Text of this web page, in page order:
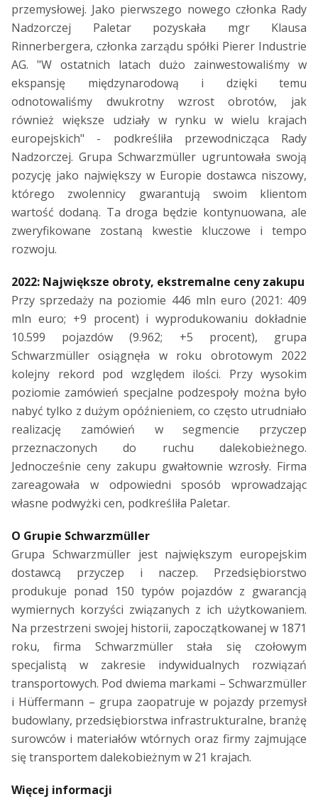
przemysłowej. Jako pierwszego nowego członka Rady
Nadzorczej Paletar pozyskała mgr Klausa
Rinnerbergera, członka zarządu spółki Pierer Industrie
AG. "W ostatnich latach dużo zainwestowaliśmy w
ekspansję międzynarodową i dzięki temu
odnotowaliśmy dwukrotny wzrost obrotów, jak
również większe udziały w rynku w wielu krajach
europejskich" - podkreśliła przewodnicząca Rady
Nadzorczej. Grupa Schwarzmüller ugruntowała swoją
pozycję jako największy w Europie dostawca niszowy,
którego zwolennicy gwarantują swoim klientom
wartość dodaną. Ta droga będzie kontynuowana, ale
zweryfikowane zostaną kwestie kluczowe i tempo
rozwoju.
2022: Największe obroty, ekstremalne ceny zakupu
Przy sprzedaży na poziomie 446 mln euro (2021: 409
mln euro; +9 procent) i wyprodukowaniu dokładnie
10.599 pojazdów (9.962; +5 procent), grupa
Schwarzmüller osiągnęła w roku obrotowym 2022
kolejny rekord pod względem ilości. Przy wysokim
poziomie zamówień specjalne podzespoły można było
nabyć tylko z dużym opóźnieniem, co często utrudniało
realizację zamówień w segmencie przyczep
przeznaczonych do ruchu dalekobieżnego.
Jednocześnie ceny zakupu gwałtownie wzrosły. Firma
zareagowała w odpowiedni sposób wprowadzając
własne podwyżki cen, podkreśliła Paletar.
O Grupie Schwarzmüller
Grupa Schwarzmüller jest największym europejskim
dostawcą przyczep i naczep. Przedsiębiorstwo
produkuje ponad 150 typów pojazdów z gwarancją
wymiernych korzyści związanych z ich użytkowaniem.
Na przestrzeni swojej historii, zapoczątkowanej w 1871
roku, firma Schwarzmüller stała się czołowym
specjalistą w zakresie indywidualnych rozwiązań
transportowych. Pod dwiema markami – Schwarzmüller
i Hüffermann – grupa zaopatruje w pojazdy przemysł
budowlany, przedsiębiorstwa infrastrukturalne, branżę
surowców i materiałów wtórnych oraz firmy zajmujące
się transportem dalekobieżnym w 21 krajach.
Więcej informacji